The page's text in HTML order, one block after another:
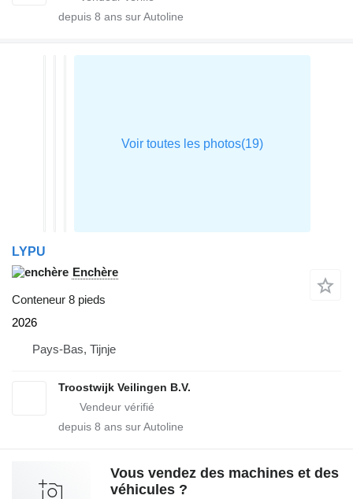
depuis 8 ans sur Autoline
LYPU
Enchère
Conteneur 8 pieds
2026
Pays-Bas, Tijnje
Troostwijk Veilingen B.V.
depuis 8 ans sur Autoline
Vous vendez des machines et des
véhicules ?